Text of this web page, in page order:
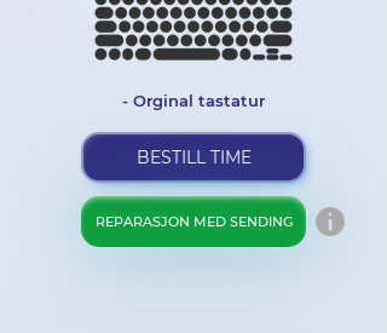
- Orginal tastatur
BESTILL TIME
REPARASJON MED SENDING